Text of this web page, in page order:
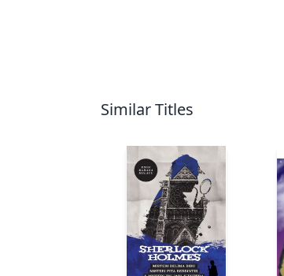
Similar Titles